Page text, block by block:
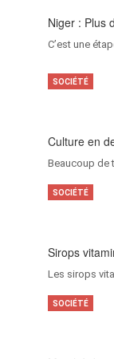
Niger : Plus
C’est une
Culture en
Beaucoup de
SOCIÉTÉ
Sirops
Les sirops
SOCIÉTÉ
SOCIÉTÉ